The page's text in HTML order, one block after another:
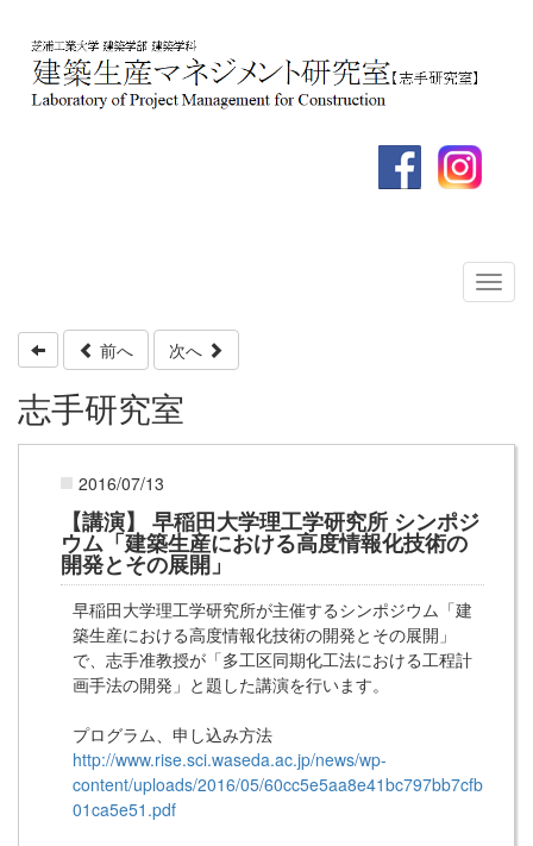
前へ 次へ
志手研究室
2016/07/13
【講演】 早稲田大学理工学研究所 シンポジ
ウム「建築生産における高度情報化技術の
開発とその展開」
早稲田大学理工学研究所が主催するシンポジウム「建
築生産における高度情報化技術の開発とその展開」
で、志手准教授が「多工区同期化工法における工程計
画手法の開発」と題した講演を行います。
プログラム、申し込み方法
http://www.rise.sci.waseda.ac.jp/news/wp-
content/uploads/2016/05/60cc5e5aa8e41bc797bb7cfb
01ca5e51.pdf